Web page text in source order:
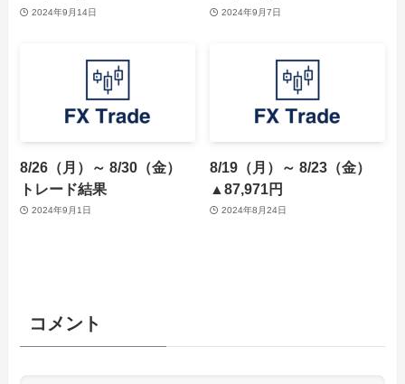
2024年9月14日 2024年9月7日
8/26（月）～ 8/30（金）
トレード結果
2024年9月1日
8/19（月）～ 8/23（金）
▲87,971円
2024年8月24日
コメント